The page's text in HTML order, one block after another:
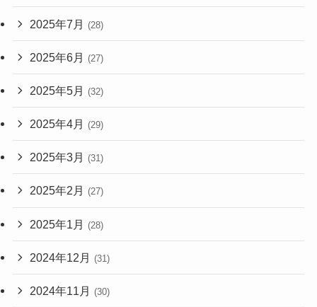
2025年7月 (28)
2025年6月 (27)
2025年5月 (32)
2025年4月 (29)
2025年3月 (31)
2025年2月 (27)
2025年1月 (28)
2024年12月 (31)
2024年11月 (30)